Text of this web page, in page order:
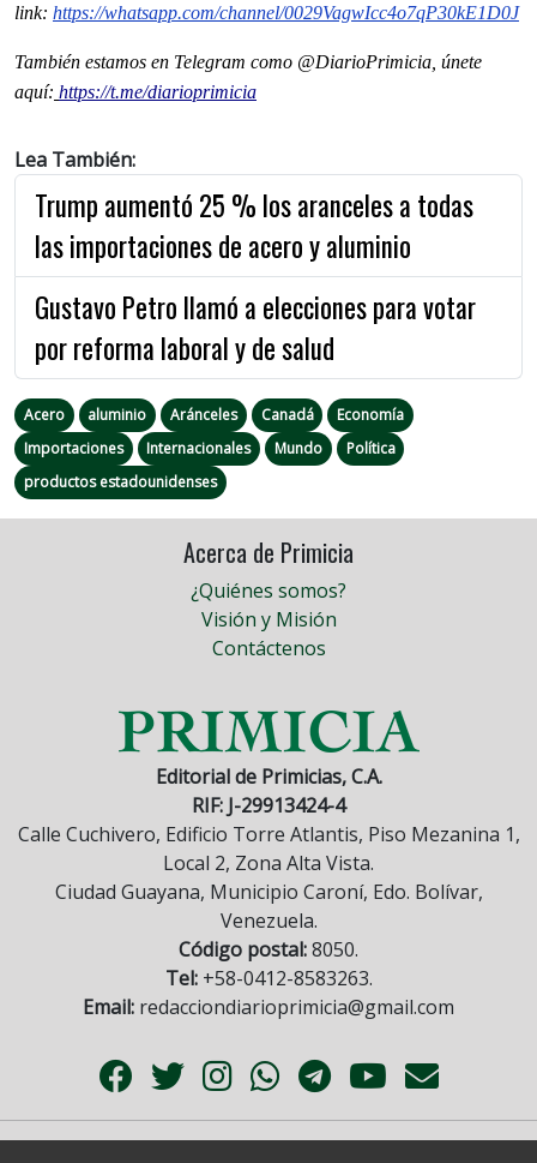
link: https://whatsapp.com/channel/0029VagwIcc4o7qP30kE1D0J
También estamos en Telegram como @DiarioPrimicia, únete
aquí: https://t.me/diarioprimicia
Lea También:
Trump aumentó 25 % los aranceles a todas
las importaciones de acero y aluminio
Gustavo Petro llamó a elecciones para votar
por reforma laboral y de salud
Acero aluminio Aránceles Canadá
Economía
Importaciones
Internacionales Mundo
Política
productos estadounidenses
Acerca de Primicia
¿Quiénes somos?
Visión y Misión
Contáctenos
Editorial de Primicias, C.A.
RIF: J-29913424-4
Calle Cuchivero, Edificio Torre Atlantis, Piso Mezanina 1,
Local 2, Zona Alta Vista.
Ciudad Guayana, Municipio Caroní, Edo. Bolívar,
Venezuela.
Código postal:8050.
Tel:+58-0412-8583263.
Email: redacciondiarioprimicia@gmail.com